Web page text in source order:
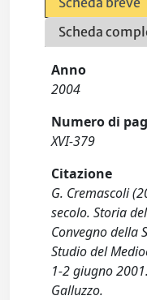
Scheda
Anno
2004
Numero di
XVI-379
Citazione
G. Cremascoli
secolo. Storia
Convegno della
Studio del
1-2 giugno
Galluzzo.